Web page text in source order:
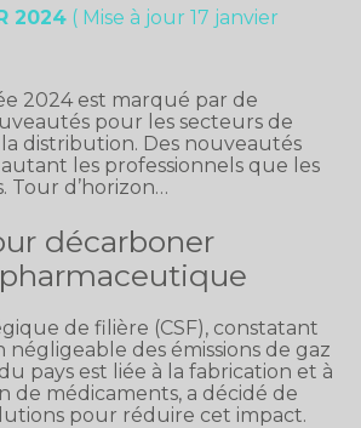
2024 ( Mise à jour 17 janvier
2024 est marqué par de
pour les secteurs de
la distribution. Des nouveautés
les professionnels que les
Tour d’horizon…
décarboner
de filière (CSF), constatant
négligeable des émissions de gaz
pays est liée à la fabrication et à
de médicaments, a décidé de
pour réduire cet impact.